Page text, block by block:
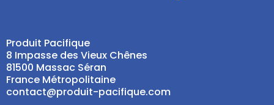
Produit Pacifique
8 Impasse des Vieux Chênes
81500 Massac Séran
France Métropolitaine
contact@produit-pacifique.com